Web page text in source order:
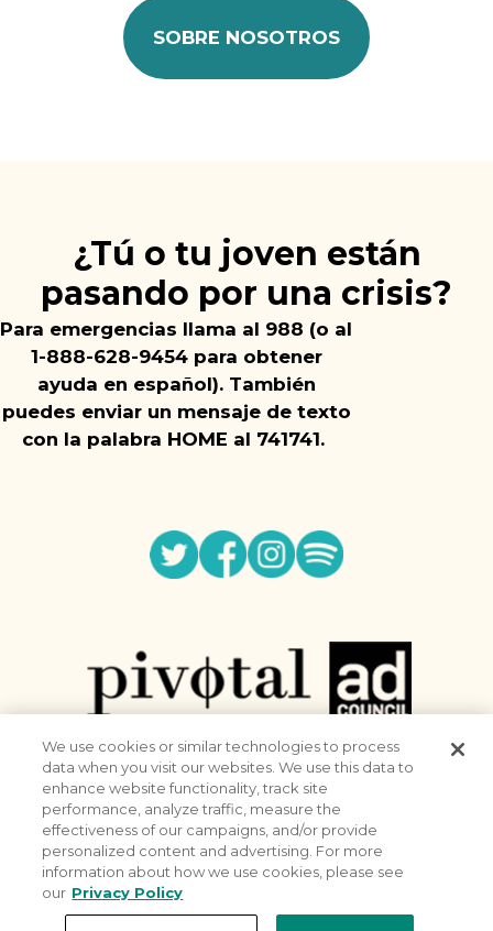
SOBRE NOSOTROS
¿Tú o tu joven están
pasando por una crisis?
Para emergencias llama al 988 (o al
1-888-628-9454 para obtener
ayuda en español). También
puedes enviar un mensaje de texto
con la palabra HOME al 741741.
TwitterFacebookInstagram
Spotify
©2025 Ad Council
About
Terms of Use
Privacy Policy
Gestionar preferencias (en inglés)
We use cookies or similar technologies to process
data when you visit our websites. We use this data to
enhance website functionality, track site
performance, analyze traffic, measure the
effectiveness of our campaigns, and/or provide
personalized content and advertising. For more
information about how we use cookies, please see
our Privacy Policy